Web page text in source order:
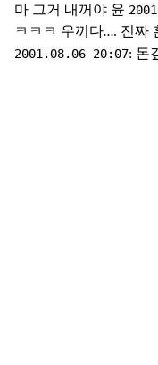
마 그거 내꺼야 윤
ㅋㅋㅋ 우끼다…. 진짜
2001.08.06 20:07: 돈